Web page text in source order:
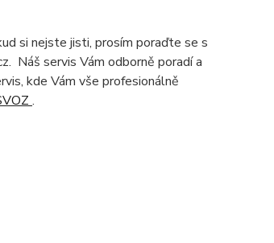
si nejste jisti, prosím poraďte se s
Náš servis Vám odborně poradí a
kde Vám vše profesionálně
.